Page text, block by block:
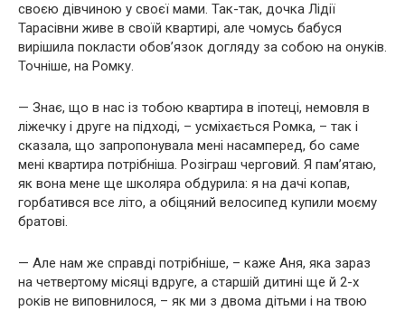
своєю дівчиною у своєї мами. Так-так, дочка Лідії
Тарасівни живе в своїй квартирі, але чомусь бабуся
вирішила покласти обов’язок догляду за собою на онуків.
Точніше, на Ромку.
— Знає, що в нас із тобою квартира в іпотеці, немовля в
ліжечку і друге на підході, – усміхається Ромка, – так і
сказала, що запропонувала мені насамперед, бо саме
мені квартира потрібніша. Розіграш черговий. Я пам’ятаю,
як вона мене ще школяра обдурила: я на дачі копав,
горбатився все літо, а обіцяний велосипед купили моєму
братові.
— Але нам же справді потрібніше, – каже Аня, яка зараз
на четвертому місяці вдруге, а старшій дитині ще й 2-х
років не виповнилося, – як ми з двома дітьми і на твою